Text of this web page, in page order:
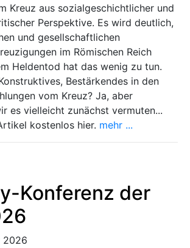
Kreuz aus sozialgeschichtlicher und
Perspektive. Es wird deutlich,
und gesellschaftlichen
im Römischen Reich
Heldentod hat das wenig zu tun.
Bestärkendes in den
vom Kreuz? Ja, aber
es vielleicht zunächst vermuten...
kostenlos hier. mehr ...
Konferenz der
2026